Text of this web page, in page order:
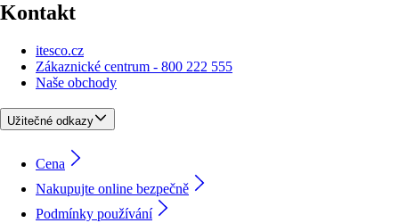
Kontakt
itesco.cz
Zákaznické centrum - 800 222 555
Naše obchody
Užitečné odkazy
Cena
Nakupujte online bezpečně
Podmínky používání